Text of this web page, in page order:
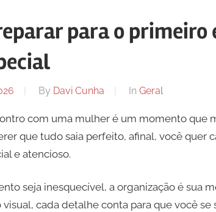
para o
By Davi Cunha In Geral
com uma mulher é um momento que
que tudo saia perfeito, afinal, você quer
e atencioso.
seja inesquecível, a organização é sua
cada detalhe conta para que você se